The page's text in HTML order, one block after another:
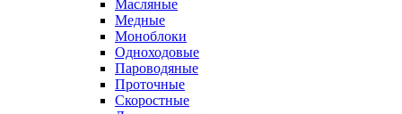
Масляные
Медные
Моноблоки
Одноходовые
Пароводяные
Проточные
Скоростные